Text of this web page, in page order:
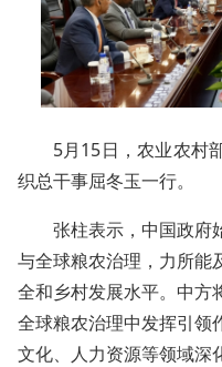
5月15日，农业农村
织总干事屈冬玉一行。
张柱表示，中国政府
与全球粮农治理，力所能
全和乡村发展水平。中方
全球粮农治理中发挥引领
文化、人力资源等领域深